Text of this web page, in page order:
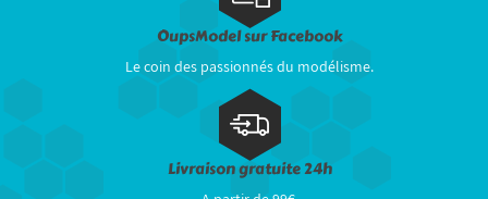
OupsModel sur Facebook
Le coin des passionnés du modélisme.
Livraison gratuite 24h